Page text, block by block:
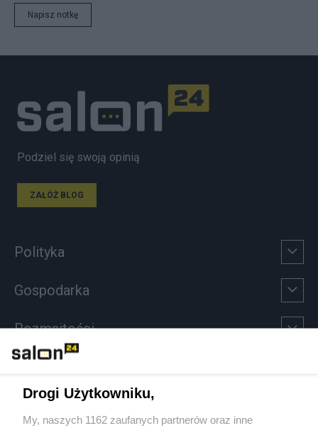
Napisz notkę
Podziel się swoją opinią
ZAŁÓŻ BLOG
Polityka
Gospodarka
Rozmaitości
Sport
Drogi Użytkowniku,
My, naszych 1162 zaufanych partnerów oraz inne